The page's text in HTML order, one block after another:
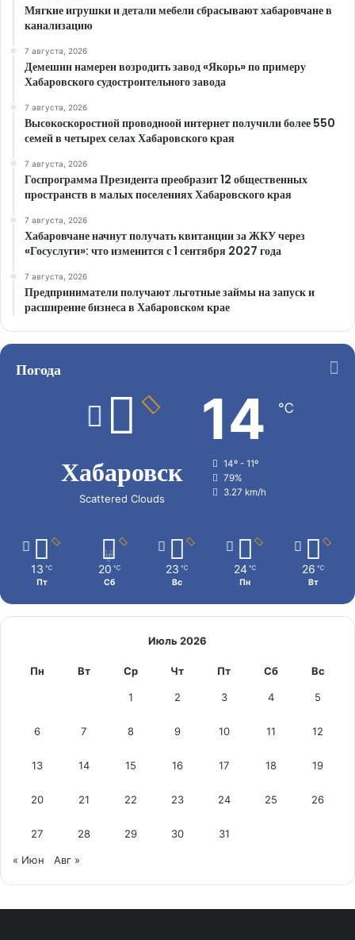
Мягкие игрушки и детали мебели сбрасывают хабаровчане в
канализацию
7 августа, 2026
Демешин намерен возродить завод «Якорь» по примеру
Хабаровского судостроительного завода
7 августа, 2026
Высокоскоростной проводноой интернет получили более 550
семей в четырех селах Хабаровского края
7 августа, 2026
Госпрограмма Президента преобразит 12 общественных
пространств в малых поселениях Хабаровского края
7 августа, 2026
Хабаровчане начнут получать квитанции за ЖКУ через
«Госуслуги»: что изменится с 1 сентября 2027 года
7 августа, 2026
Предприниматели получают льготные займы на запуск и
расширение бизнеса в Хабаровском крае
Погода
Хабаровск
Scattered Clouds
14 ℃
14º - 11º
79%
3.27 km/h
13 ℃
Пт
20 ℃
Сб
23 ℃
Вс
24 ℃
Пн
26 ℃
Вт
Июль 2026
Пн Вт Ср Чт Пт Сб Вс
1 2 3 4 5
6 7 8 9 10 11 12
13 14 15 16 17 18 19
20 21 22 23 24 25 26
27 28 29 30 31
« Июн Авг »